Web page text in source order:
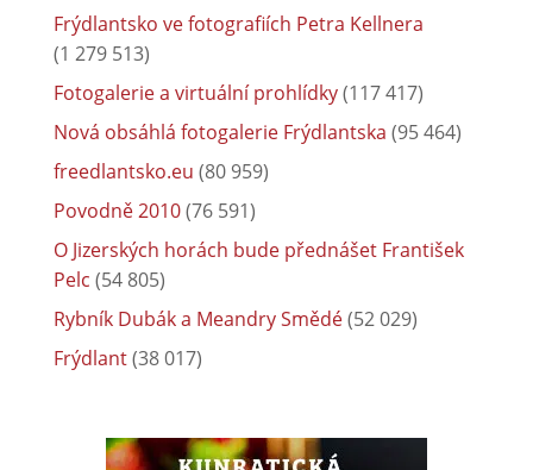
Frýdlantsko ve fotografiích Petra Kellnera
(1 279 513)
Fotogalerie a virtuální prohlídky(117 417)
Nová obsáhlá fotogalerie Frýdlantska (95 464)
freedlantsko.eu (80 959)
Povodně 2010(76 591)
O Jizerských horách bude přednášet František
Pelc (54 805)
Rybník Dubák a Meandry Smědé(52 029)
Frýdlant(38 017)